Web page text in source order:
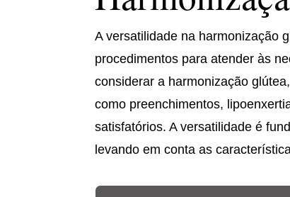
A versatilidade na harmonização
procedimentos para atender às
considerar a harmonização
como preenchimentos,
satisfatórios. A versatilidade é
levando em conta as